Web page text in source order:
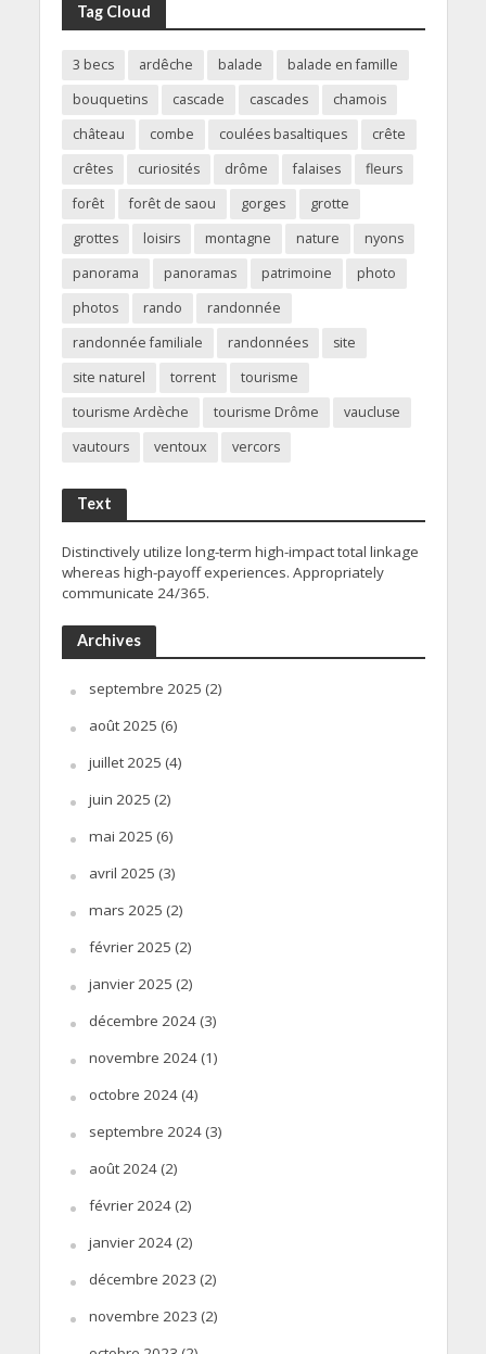
Tag Cloud
3 becs ardêche balade
balade en famille
bouquetins
cascade cascades
chamois
château
combe coulées basaltiques
crête
crêtes
curiosités drôme falaises
fleurs
forêt
forêt de saou gorges
grotte
grottes
loisirs montagne nature
nyons
panorama
panoramas patrimoine
photo
photos
rando
randonnée
randonnée familiale
randonnées
site
site naturel
torrent
tourisme
tourisme Ardèche
tourisme Drôme
vaucluse
vautours
ventoux vercors
Text
Distinctively utilize long-term high-impact total linkage
whereas high-payoff experiences. Appropriately
communicate 24/365.
Archives
septembre 2025 (2)
août 2025 (6)
juillet 2025 (4)
juin 2025 (2)
mai 2025 (6)
avril 2025 (3)
mars 2025 (2)
février 2025 (2)
janvier 2025 (2)
décembre 2024(3)
novembre 2024(1)
octobre 2024(4)
septembre 2024(3)
août 2024(2)
février 2024(2)
janvier 2024(2)
décembre 2023 (2)
novembre 2023 (2)